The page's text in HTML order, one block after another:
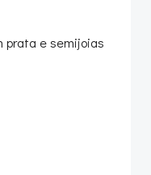
prata e semijoias